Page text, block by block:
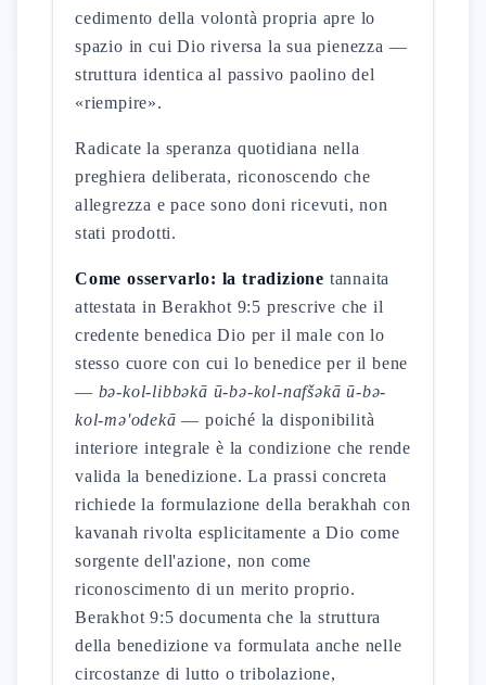
cedimento della volontà propria apre lo
spazio in cui Dio riversa la sua pienezza —
struttura identica al passivo paolino del
«riempire».
Radicate la speranza quotidiana nella
preghiera deliberata, riconoscendo che
allegrezza e pace sono doni ricevuti, non
stati prodotti.
Come osservarlo: la tradizione tannaita
attestata in Berakhot 9:5 prescrive che il
credente benedica Dio per il male con lo
stesso cuore con cui lo benedice per il bene
— bə-kol-libbəkā ū-bə-kol-nafšəkā ū-bə-
kol-mə'odekā — poiché la disponibilità
interiore integrale è la condizione che rende
valida la benedizione. La prassi concreta
richiede la formulazione della berakhah con
kavanah rivolta esplicitamente a Dio come
sorgente dell'azione, non come
riconoscimento di un merito proprio.
Berakhot 9:5 documenta che la struttura
della benedizione va formulata anche nelle
circostanze di lutto o tribolazione,